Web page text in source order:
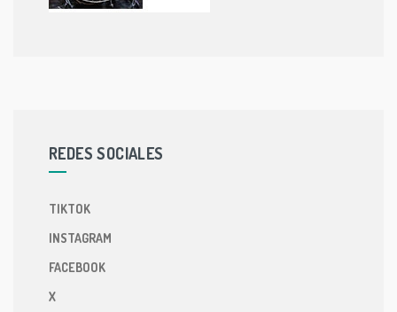
REDES SOCIALES
TIKTOK
INSTAGRAM
FACEBOOK
X